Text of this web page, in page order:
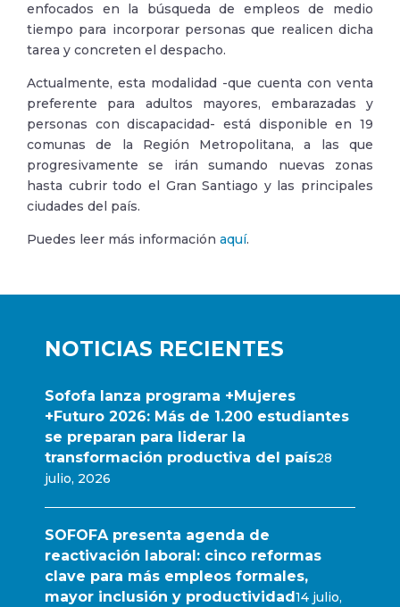
NOTICIAS RECIENTES
Sofofa lanza programa +Mujeres
+Futuro 2026: Más de 1.200 estudiantes
se preparan para liderar la
transformación productiva del país28
julio, 2026
SOFOFA presenta agenda de
reactivación laboral: cinco reformas
clave para más empleos formales,
mayor inclusión y productividad 14 julio,
enfocados en la búsqueda de empleos de medio
tiempo para incorporar personas que realicen dicha
tarea y concreten el despacho.
Actualmente, esta modalidad -que cuenta con venta
preferente para adultos mayores, embarazadas y
personas con discapacidad- está disponible en 19
comunas de la Región Metropolitana, a las que
progresivamente se irán sumando nuevas zonas
hasta cubrir todo el Gran Santiago y las principales
ciudades del país.
Puedes leer más información aquí.